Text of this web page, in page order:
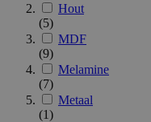
Hout
(5)
MDF
(9)
Melamine
(7)
Metaal
(1)